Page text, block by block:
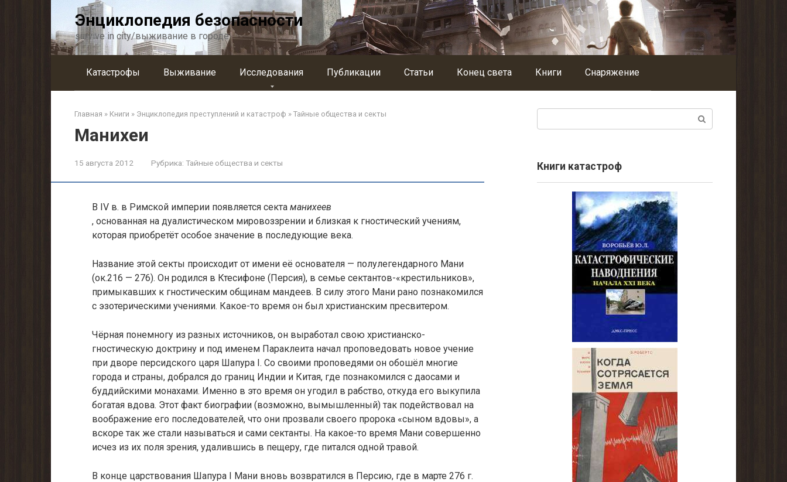
Энциклопедия безопасности
survive in city/выживание в городе
Катастрофы Выживание Исследования Публикации Статьи Конец света Книги Снаряжение
Главная » Книги » Энциклопедия преступлений и катастроф » Тайные общества и секты
Манихеи
15 августа 2012 Рубрика: Тайные общества и секты
В IV в. в Римской империи появляется секта манихеев
, основанная на дуалистическом мировоззрении и близкая к гностический учениям,
которая приобретёт особое значение в последующие века.
Название этой секты происходит от имени её основателя — полулегендарного Мани
(ок.216 — 276). Он родился в Ктесифоне (Персия), в семье сектантов-«крестильников»,
примыкавших к гностическим общинам мандеев. В силу этого Мани рано познакомился
с эзотерическими учениями. Какое-то время он был христианским пресвитером.
Чёрная понемногу из разных источников, он выработал свою христианско-
гностическую доктрину и под именем Параклеита начал проповедовать новое учение
при дворе персидского царя Шапура I. Со своими проповедями он обошёл многие
города и страны, добрался до границ Индии и Китая, где познакомился с даосами и
буддийскими монахами. Именно в это время он угодил в рабство, откуда его выкупила
богатая вдова. Этот факт биографии (возможно, вымышленный) так подействовал на
воображение его последователей, что они прозвали своего пророка «сыном вдовы», а
вскоре так же стали называться и сами сектанты. На какое-то время Мани совершенно
исчез из их поля зрения, удалившись в пещеру, где питался одной травой.
В конце царствования Шапура I Мани вновь возвратился в Персию, где в марте 276 г.
Книги катастроф